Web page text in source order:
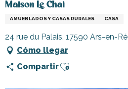
Maison Le Chai
AMUEBLADOS Y CASAS RURALES CASA
24 rue du Palais, 17590 Ars-en-Ré
Cómo llegar
CompartirAjouter aux favoris